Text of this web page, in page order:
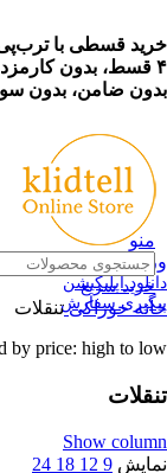
خرید قسطی با
۴ قسط، بدون کارمزد
بدون ضامن، بدون
ورود / ثبت نام
دانلود اپلیکیشن
پیگیری سفارش
منو
خرید سریع
خانهخوراکیتنقلات
by price: high to low
تنقلات
Show column
نمایش 9
12
18
24